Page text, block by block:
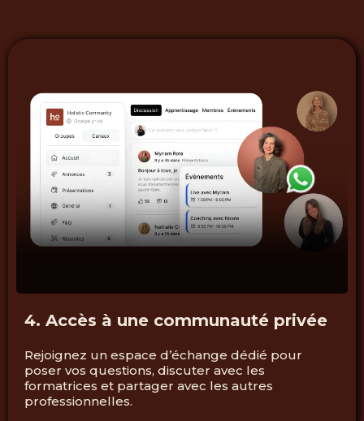
4. Accès à une communauté privée
Rejoignez un espace d’échange dédié pour
poser vos questions, discuter avec les
formatrices et partager avec les autres
professionnelles.